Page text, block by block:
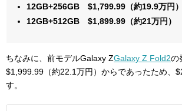
12GB+256GB $1,799.99（約19.9万円）
12GB+512GB $1,899.99（約21万円）
ちなみに、前モデルGalaxy ZGalaxy Z Fold2の
$1,999.99（約22.1万円）からであったため、
す。